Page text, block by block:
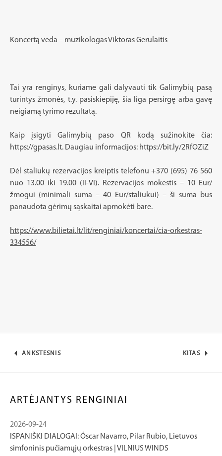
Koncertą veda – muzikologas Viktoras Gerulaitis
Tai yra renginys, kuriame gali dalyvauti tik Galimybių pasą
turintys žmonės, t.y. pasiskiepiję, šia liga persirgę arba gavę
neigiamą tyrimo rezultatą.
Kaip įsigyti Galimybių paso QR kodą sužinokite čia:
https://gpasas.lt. Daugiau informacijos: https://bit.ly/2RfOZiZ
Dėl staliukų rezervacijos kreiptis telefonu +370 (695) 76 560
nuo 13.00 iki 19.00 (II-VI). Rezervacijos mokestis – 10 Eur/
žmogui (minimali suma – 40 Eur/staliukui) – ši suma bus
panaudota gėrimų sąskaitai apmokėti bare.
https://www.bilietai.lt/lit/renginiai/koncertai/cia-orkestras-
334556/
ANKSTESNIS KITAS
ARTĖJANTYS RENGINIAI
ISPANIŠKI DIALOGAI: Óscar Navarro, Pilar Rubio, Lietuvos
simfoninis pučiamųjų orkestras | VILNIUS WINDS
2026-09-24